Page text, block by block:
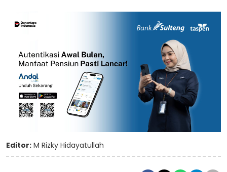
Editor: M Rizky Hidayatullah